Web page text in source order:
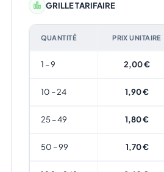
GRILLE TARIFAIRE
QUANTITÉ PRIX UNITAIRE
1 – 9 2,00 €
10 – 24 1,90 €
25 – 49 1,80 €
50 – 99 1,70 €